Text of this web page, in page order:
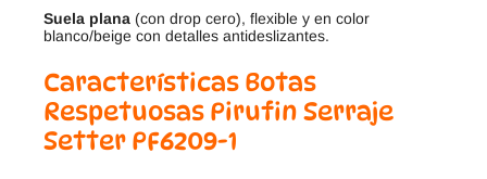
Suela plana (con drop cero), flexible y en color
blanco/beige con detalles antideslizantes.
Características Botas
Respetuosas Pirufin Serraje
Setter PF6209-1